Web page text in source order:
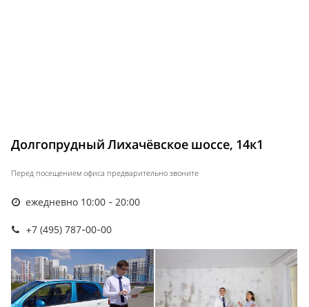
Долгопрудный Лихачёвское шоссе, 14к1
Перед посещением офиса предварительно звоните
ежедневно 10:00 - 20:00
+7 (495) 787-00-00